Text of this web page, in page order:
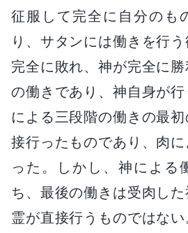
征服して完全に自分のも
り、サタンには働きを行う
完全に敗れ、神が完全に
の働きであり、神自身が
による三段階の働きの最
接行ったものであり、肉
った。しかし、神による
ち、最後の働きは受肉した
霊が直接行うものではな